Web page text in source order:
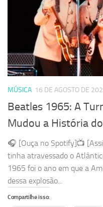
MÚSICA 16 DE AGOSTO DE
Beatles 1965: A
Mudou a História
🎧 [Ouça no Spotify]📺
tinha atravessado o
1965 foi o ano em que a
dessa explosão...
Compartilhe isso: